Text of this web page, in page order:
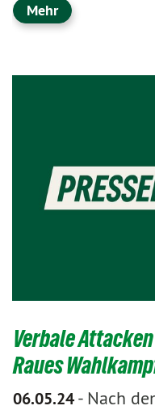
Mehr
Verbale
Raues
06.05.24- Nach